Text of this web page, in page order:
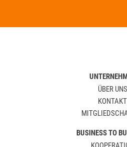
ÜBER UNS
KONTAKT
BUSINESS TO